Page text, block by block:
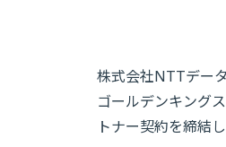
株式会社NTTデー
ゴールデンキング
トナー契約を締結